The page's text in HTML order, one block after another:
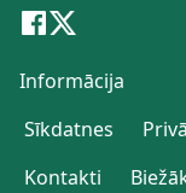
Informācija
Sīkdatnes
Kontakti